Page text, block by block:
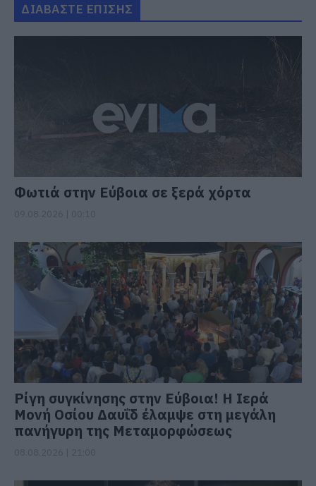
ΔΙΑΒΑΣΤΕ ΕΠΙΣΗΣ
Φωτιά στην Εύβοια σε ξερά χόρτα
Ρίγη συγκίνησης στην Εύβοια! Η Ιερά
Μονή Οσίου Δαυΐδ έλαμψε στη μεγάλη
πανήγυρη της Μεταμορφώσεως